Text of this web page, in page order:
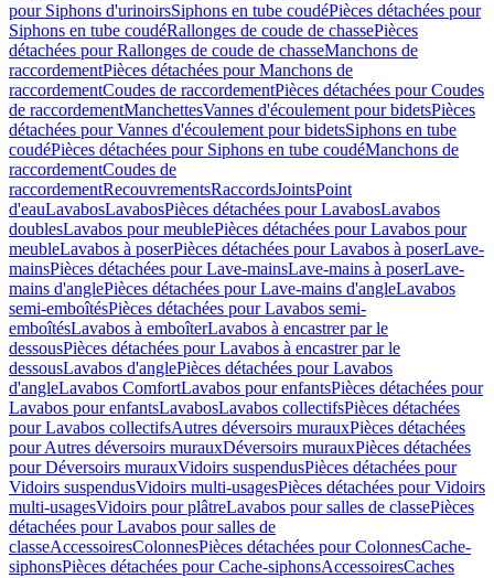
pour Siphons d'urinoirsSiphons en tube coudéPièces détachées pour
Siphons en tube coudéRallonges de coude de chassePièces
détachées pour Rallonges de coude de chasseManchons de
raccordementPièces détachées pour Manchons de
raccordementCoudes de raccordementPièces détachées pour Coudes
de raccordementManchettesVannes d'écoulement pour bidetsPièces
détachées pour Vannes d'écoulement pour bidetsSiphons en tube
coudéPièces détachées pour Siphons en tube coudéManchons de
raccordementCoudes de
raccordementRecouvrementsRaccordsJointsPoint
d'eauLavabosLavabosPièces détachées pour LavabosLavabos
doublesLavabos pour meublePièces détachées pour Lavabos pour
meubleLavabos à poserPièces détachées pour Lavabos à poserLave-
mainsPièces détachées pour Lave-mainsLave-mains à poserLave-
mains d'anglePièces détachées pour Lave-mains d'angleLavabos
semi-emboîtésPièces détachées pour Lavabos semi-
emboîtésLavabos à emboîterLavabos à encastrer par le
dessousPièces détachées pour Lavabos à encastrer par le
dessousLavabos d'anglePièces détachées pour Lavabos
d'angleLavabos ComfortLavabos pour enfantsPièces détachées pour
Lavabos pour enfantsLavabosLavabos collectifsPièces détachées
pour Lavabos collectifsAutres déversoirs murauxPièces détachées
pour Autres déversoirs murauxDéversoirs murauxPièces détachées
pour Déversoirs murauxVidoirs suspendusPièces détachées pour
Vidoirs suspendusVidoirs multi-usagesPièces détachées pour Vidoirs
multi-usagesVidoirs pour plâtreLavabos pour salles de classePièces
détachées pour Lavabos pour salles de
classeAccessoiresColonnesPièces détachées pour ColonnesCache-
siphonsPièces détachées pour Cache-siphonsAccessoiresCaches